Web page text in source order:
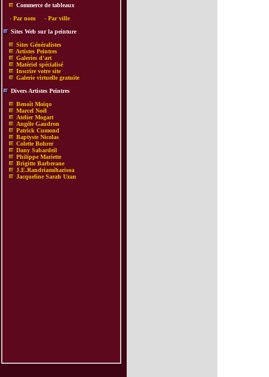
Commerce de tableaux
- Par nom - Par ville
Sites Web sur la peinture
Sites Généralistes
Artistes Peintres
Galeries d'art
Matériel spécialisé
Inscrire votre site
Galerie virtuelle gratuite
Divers Artistes Peintres
Benoît Moïqo
Marcel Noël
Atelier Mogart
Angèle Gaudron
Patrick Cumond
Baptyste Nicolas
Colette Bohrer
Dany Sabardeil
Philippe Mariette
Brigitte Barberane
J.E.Randriamiharisoa
Jacqueline Sarah Uzan